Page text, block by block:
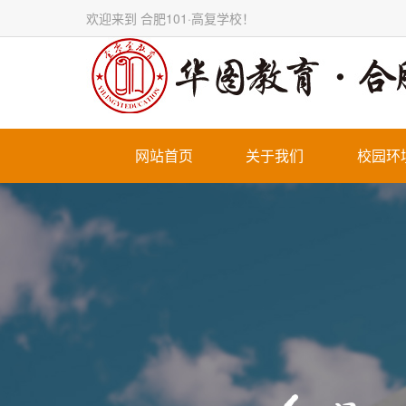
欢迎来到 合肥101·高复学校！
网站首页 关于我们 校园环